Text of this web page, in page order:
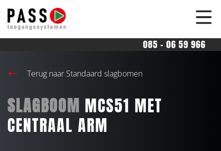
overslaan
085 - 06 59 966
Terug naar Standaard slagbomen
SLAGBOOM MCS51 MET
CENTRAAL ARM